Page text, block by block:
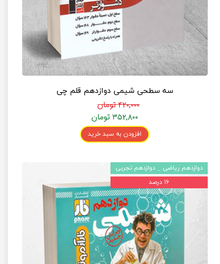
سه سطحی شیمی دوازدهم قلم چی
۴۲۰,۰۰۰ تومان
۳۵۲,۸۰۰ تومان
افزودن به سبد خرید
دوازدهم ریاضی _ دوازدهم تجربی
۱۶ درصد